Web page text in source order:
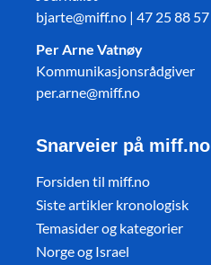
bjarte@miff.no | 47 25 88 57
Per Arne Vatnøy
Kommunikasjonsrådgiver
per.arne@miff.no
Snarveier på miff.no
Forsiden til miff.no
Siste artikler kronologisk
Temasider og kategorier
Norge og Israel